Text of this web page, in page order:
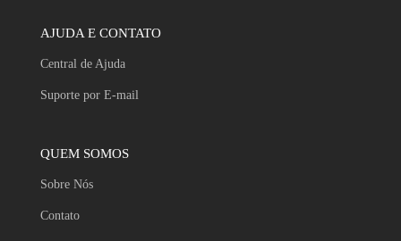
AJUDA E CONTATO
Central de Ajuda
Suporte por E-mail
QUEM SOMOS
Sobre Nós
Contato